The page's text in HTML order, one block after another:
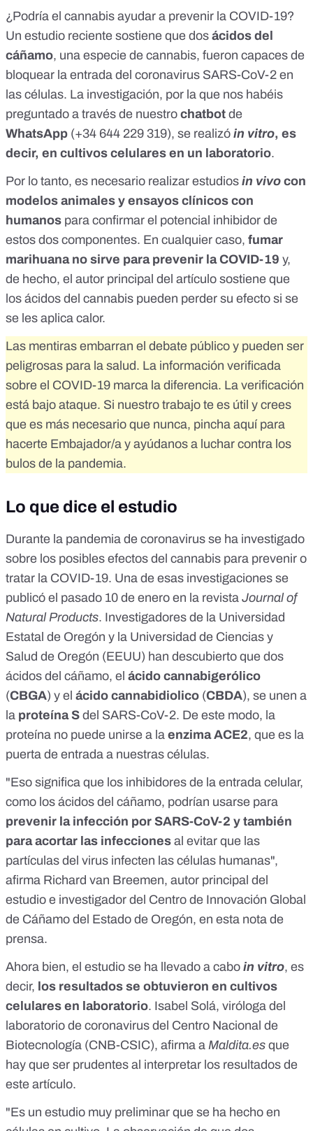
¿Podría el cannabis ayudar a prevenir la COVID-19?
Un estudio reciente sostiene que dos ácidos del
cáñamo, una especie de cannabis, fueron capaces de
bloquear la entrada del coronavirus SARS-CoV-2 en
las células. La investigación, por la que nos habéis
preguntado a través de nuestro chatbot de
WhatsApp (+34 644 229 319), se realizó in vitro, es
decir, en cultivos celulares en un laboratorio.
Por lo tanto, es necesario realizar estudios in vivo con
modelos animales y ensayos clínicos con
humanos para confirmar el potencial inhibidor de
estos dos componentes. En cualquier caso, fumar
marihuana no sirve para prevenir la COVID-19 y,
de hecho, el autor principal del artículo sostiene que
los ácidos del cannabis pueden perder su efecto si se
se les aplica calor.
Las mentiras embarran el debate público y pueden ser
peligrosas para la salud. La información verificada
sobre el COVID-19 marca la diferencia. La verificación
está bajo ataque. Si nuestro trabajo te es útil y crees
que es más necesario que nunca, pincha aquí para
hacerte Embajador/a y ayúdanos a luchar contra los
bulos de la pandemia.
Lo que dice el estudio
Durante la pandemia de coronavirus se ha investigado
sobre los posibles efectos del cannabis para prevenir o
tratar la COVID-19. Una de esas investigaciones se
publicó el pasado 10 de enero en la revista Journal of
Natural Products. Investigadores de la Universidad
Estatal de Oregón y la Universidad de Ciencias y
Salud de Oregón (EEUU) han descubierto que dos
ácidos del cáñamo, el ácido cannabigerólico
(CBGA) y el ácido cannabidiolico (CBDA), se unen a
la proteína S del SARS-CoV-2. De este modo, la
proteína no puede unirse a la enzima ACE2, que es la
puerta de entrada a nuestras células.
"Eso significa que los inhibidores de la entrada celular,
como los ácidos del cáñamo, podrían usarse para
prevenir la infección por SARS-CoV-2 y también
para acortar las infecciones al evitar que las
partículas del virus infecten las células humanas",
afirma Richard van Breemen, autor principal del
estudio e investigador del Centro de Innovación Global
de Cáñamo del Estado de Oregón, en esta nota de
prensa.
Ahora bien, el estudio se ha llevado a cabo in vitro, es
decir, los resultados se obtuvieron en cultivos
celulares en laboratorio. Isabel Solá, viróloga del
laboratorio de coronavirus del Centro Nacional de
Biotecnología (CNB-CSIC), afirma a Maldita.es que
hay que ser prudentes al interpretar los resultados de
este artículo.
"Es un estudio muy preliminar que se ha hecho en